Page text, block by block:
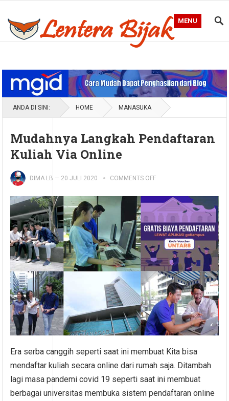
MENU
ANDA DI SINI: HOME MANASUKA
Mudahnya Langkah Pendaftaran
Kuliah Via Online
DIMA LB — 20 JULI 2020 COMMENTS OFF
Era serba canggih seperti saat ini membuat Kita bisa
mendaftar kuliah secara online dari rumah saja. Ditambah
lagi masa pandemi covid 19 seperti saat ini membuat
berbagai universitas membuka sistem pendaftaran online